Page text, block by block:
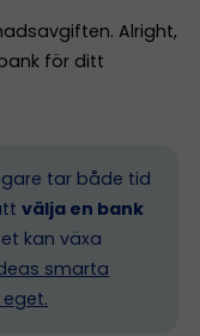
Alright,
för ditt
tar både tid
välja en bank
kan växa
smarta